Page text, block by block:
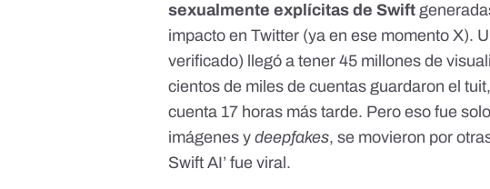
sexualmente explícitas de Swift
impacto en Twitter (ya en ese momento X).
verificado) llegó a tener 45 millones de
cientos de miles de cuentas guardaron el
cuenta 17 horas más tarde. Pero eso fue
imágenes ydeepfakes, se movieron por
Swift AI’ fue viral.